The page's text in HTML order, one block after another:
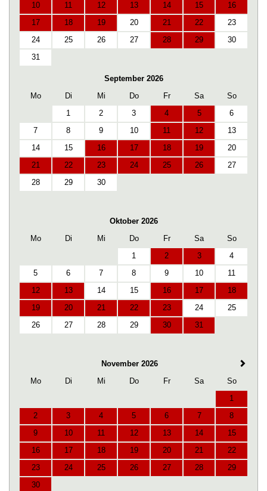
10
11 12 13 14 15
16
17
18 19 20 21 22
23
24
25 26 27 28 29
30
31
September 2026
Mo
Di Mi Do Fr Sa
So
1
2 3 4 5
6
7
8 9 10 11 12
13
14
15 16 17 18 19
20
21
22 23 24 25 26
27
28
29 30
Oktober 2026
Mo
Di Mi Do Fr Sa
So
1
2 3
4
5
6 7 8 9 10
11
12
13 14 15 16 17
18
19
20 21 22 23 24
25
26
27 28 29 30 31
November 2026
Mo
Di Mi Do Fr Sa
So
1
2
3 4 5 6 7
8
9
10 11 12 13 14
15
16
17 18 19 20 21
22
23
24 25 26 27 28
29
30